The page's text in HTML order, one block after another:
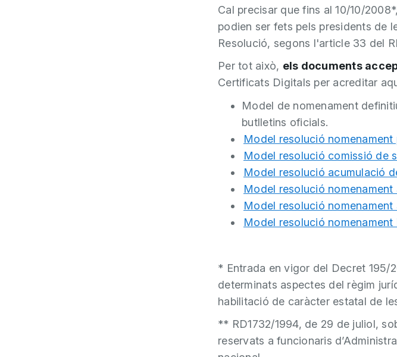
Cal precisar que fins al 10/10/
podien ser fets pels presidents de
Resolució, segons l'article 33 del
Per tot això, els documents
Certificats Digitals per acreditar
Model de nomenament
butlletins oficials.
Model resolució nomenament
Model resolució comissió de
Model resolució acumulació
Model resolució
Model resolució
Model resolució nomenament
* Entrada en vigor del Decret 195/
determinats aspectes del règim
habilitació de caràcter estatal de
** RD1732/1994, de 29 de juliol,
reservats a funcionaris